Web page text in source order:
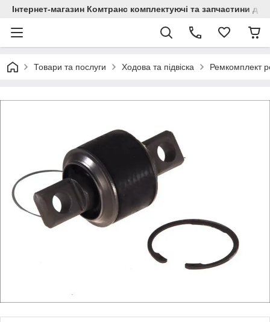
Інтернет-магазин Комтранс комплектуючі та запчастини
Товари та послуги Ходова та підвіска Ремкомплект